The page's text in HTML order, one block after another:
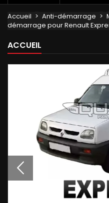
Accueil Anti-démarrage
démarrage pour Renault
ACCUEIL